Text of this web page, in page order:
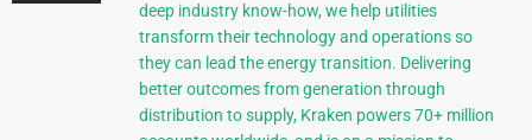
deep industry know-how, we help utilities
transform their technology and operations so
they can lead the energy transition. Delivering
better outcomes from generation through
distribution to supply, Kraken powers 70+ million